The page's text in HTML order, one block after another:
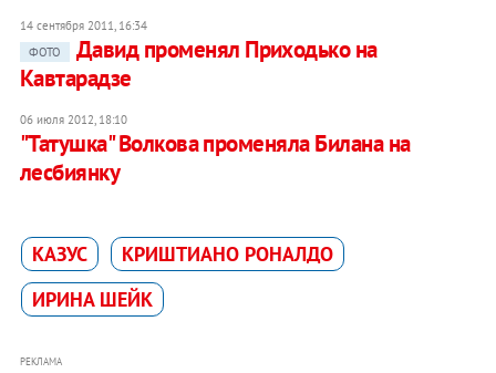
14 сентября 2011, 16:34
ФОТО
Давид променял Приходько на
Кавтарадзе
06 июля 2012, 18:10
"Татушка" Волкова променяла Билана на
лесбиянку
КАЗУС
КРИШТИАНО РОНАЛДО
ИРИНА ШЕЙК
РЕКЛАМА